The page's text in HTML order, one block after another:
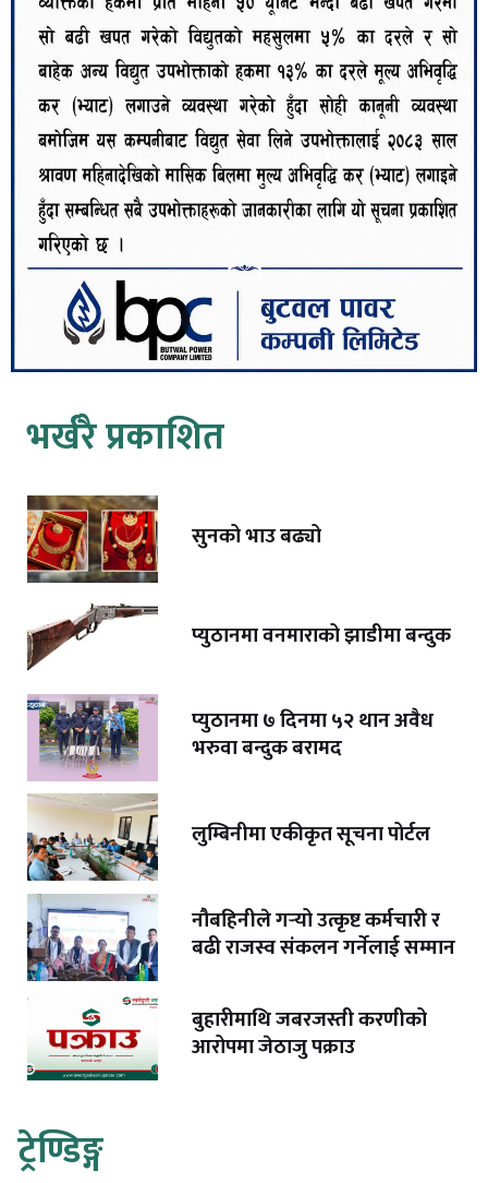
भर्खरै प्रकाशित
सुनको भाउ बढ्यो
प्युठानमा वनमाराको झाडीमा बन्दुक
प्युठानमा ७ दिनमा ५२ थान अवैध
भरुवा बन्दुक बरामद
लुम्बिनीमा एकीकृत सूचना पोर्टल
नौबहिनीले गर्‍यो उत्कृष्ट कर्मचारी र
बढी राजस्व संकलन गर्नेलाई सम्मान
बुहारीमाथि जबरजस्ती करणीको
आरोपमा जेठाजु पक्राउ
ट्रेण्डिङ्ग